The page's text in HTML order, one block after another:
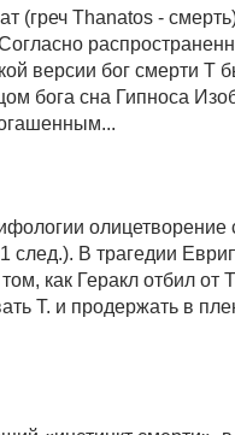
(греч Thanatos -
версии бог смерти Т
бога сна Гипноса
след.). В трагедии
как Геракл отбил от
Т. и продержать в